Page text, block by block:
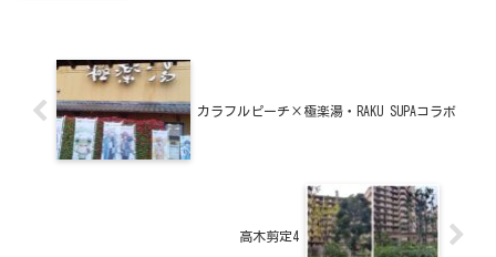
カラフルピーチ×極楽湯・RAKU SUPAコラボ
高木剪定4